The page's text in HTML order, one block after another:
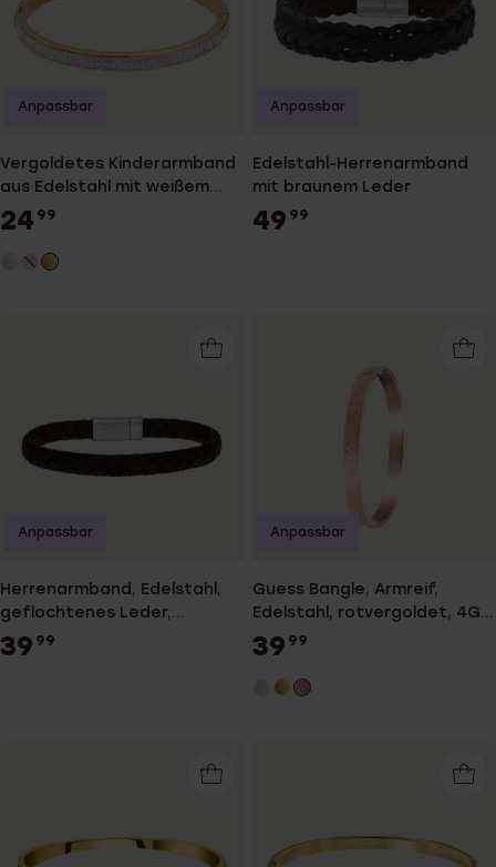
Vergoldetes Kinderarmband
aus Edelstahl mit weißem
Kristall
24 99
Anpassbar
Edelstahl-Herrenarmband
mit braunem Leder
49 99
Anpassbar
Herrenarmband, Edelstahl,
geflochtenes Leder,
dunkelbraun
39 99
Anpassbar
Guess Bangle, Armreif,
Edelstahl, rotvergoldet, 4G-
Logo
39 99
Anpassbar